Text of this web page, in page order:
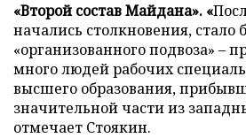
«Второй состав Майдана». «
начались столкновения, стало
«организованного подвоза» –
много людей рабочих
высшего образования,
значительной части из
отмечает Стоякин.